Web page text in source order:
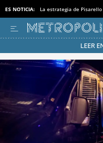
ES NOTICIA: La estrategia de
LEER
Pásate al